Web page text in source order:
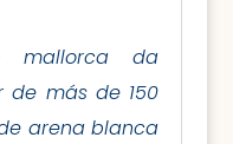
mallorca da
de más de 150
arena blanca